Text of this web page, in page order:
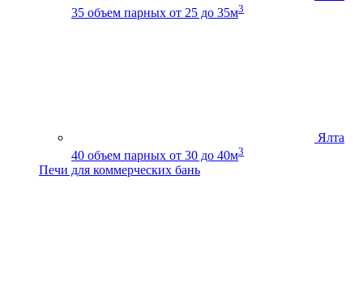
35 объем парных от 25 до 35м3
Ялта
40 объем парных от 30 до 40м3
Печи для коммерческих бань